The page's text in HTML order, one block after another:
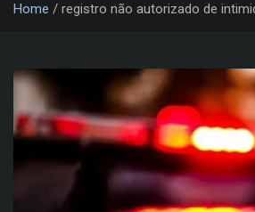
Home registro não autorizado de